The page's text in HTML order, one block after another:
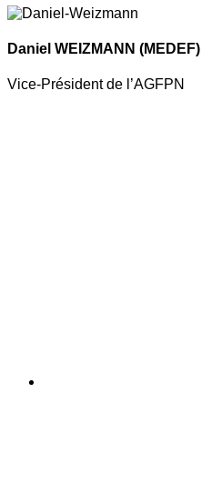
Daniel WEIZMANN (MEDEF)
Vice-Président de l’AGFPN